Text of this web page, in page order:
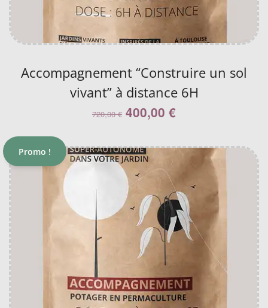
Accompagnement “Construire un sol
vivant” à distance 6H
720,00€ 400,00 €
Promo !